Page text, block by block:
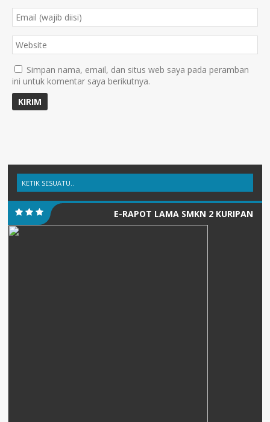
Simpan nama, email, dan situs web saya pada peramban
ini untuk komentar saya berikutnya.
E-RAPOT LAMA SMKN 2 KURIPAN